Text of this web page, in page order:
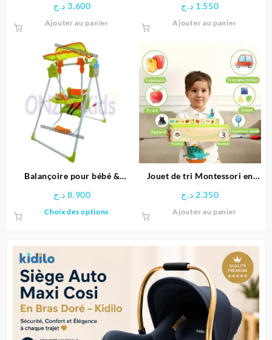
3.600 د.ج
Ajouter au panier
Space Boy
1.550 د.ج
Ajouter au panier
Balançoire pour bébé &
8.900 د.ج
Choix des options
plusieurs
options
peuvent
être
choisies
sur
Jouet de tri Montessori en
2.350 د.ج
Ajouter au panier